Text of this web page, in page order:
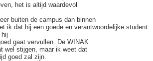
het is altijd waardevol
buiten de campus dan binnen
ik dat hij een goede en verantwoordelijke student
gaat vervullen. De WINAK
wel stijgen, maar ik weet dat
goed zal zijn.